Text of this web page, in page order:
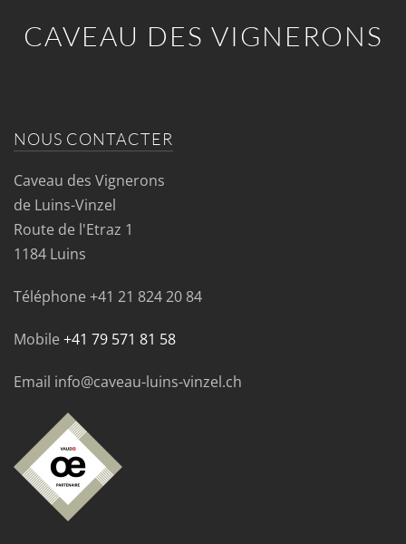
CAVEAU DES VIGNERONS
NOUS CONTACTER
Caveau des Vignerons
de Luins-Vinzel
Route de l'Etraz 1
1184 Luins
Téléphone +41 21 824 20 84
Mobile +41 79 571 81 58
Email info@caveau-luins-vinzel.ch